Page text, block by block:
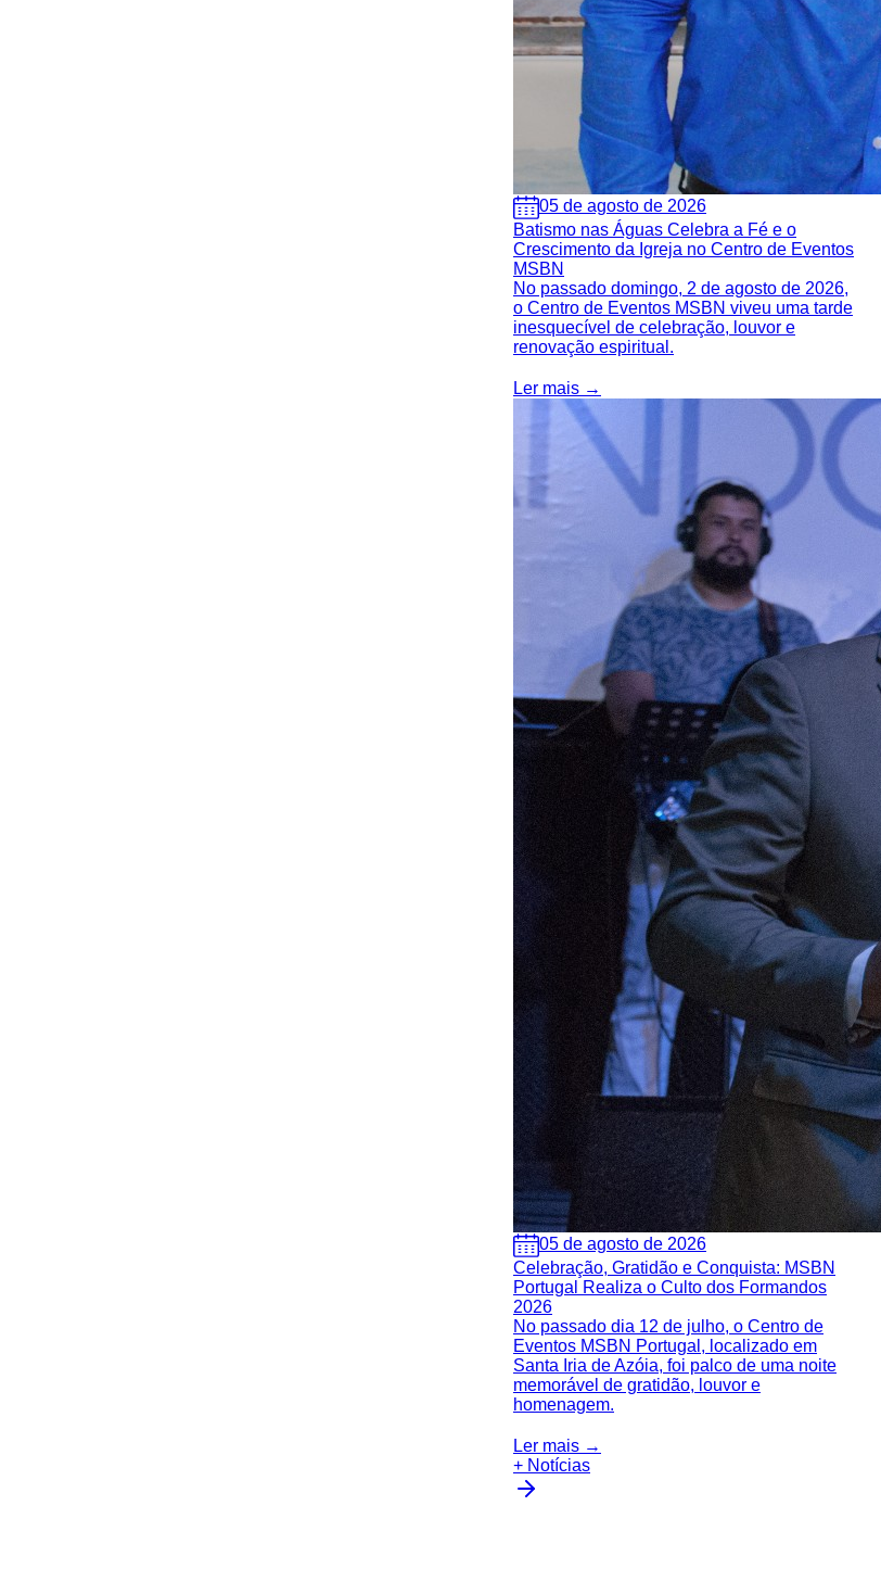
05 de agosto de 2026
Batismo nas Águas Celebra a Fé e o
Crescimento da Igreja no Centro de Eventos
MSBN
No passado domingo, 2 de agosto de 2026,
o Centro de Eventos MSBN viveu uma tarde
inesquecível de celebração, louvor e
renovação espiritual.
Ler mais →
05 de agosto de 2026
Celebração, Gratidão e Conquista: MSBN
Portugal Realiza o Culto dos Formandos
2026
No passado dia 12 de julho, o Centro de
Eventos MSBN Portugal, localizado em
Santa Iria de Azóia, foi palco de uma noite
memorável de gratidão, louvor e
homenagem.
Ler mais →
+ Notícias